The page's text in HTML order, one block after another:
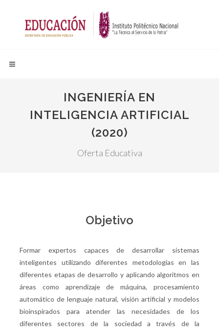
INGENIERÍA EN
INTELIGENCIA ARTIFICIAL
(2020)
Oferta Educativa
Objetivo
Formar expertos capaces de desarrollar sistemas
inteligentes utilizando diferentes metodologías en las
diferentes etapas de desarrollo y aplicando algoritmos en
áreas como aprendizaje de máquina, procesamiento
automático de lenguaje natural, visión artificial y modelos
bioinspirados para atender las necesidades de los
diferentes sectores de la sociedad a través de la